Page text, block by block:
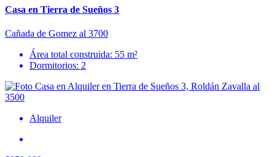
Casa en Tierra de Sueños 3
Cañada de Gomez al 3700
Área total construida: 55 m²
Dormitorios: 2
Alquiler